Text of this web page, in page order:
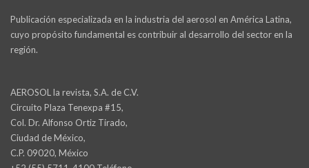
Publicación especializada en la industria del aerosol en América Latina,
cuyo propósito fundamental es contribuir al desarrollo del sector en la
región.
AEROSOL la revista, S.A. de C.V.
Circuito Plaza Tenexpa #15,
Col. Dr. Alfonso Ortiz Tirado,
Ciudad de México,
C.P. 09020, México